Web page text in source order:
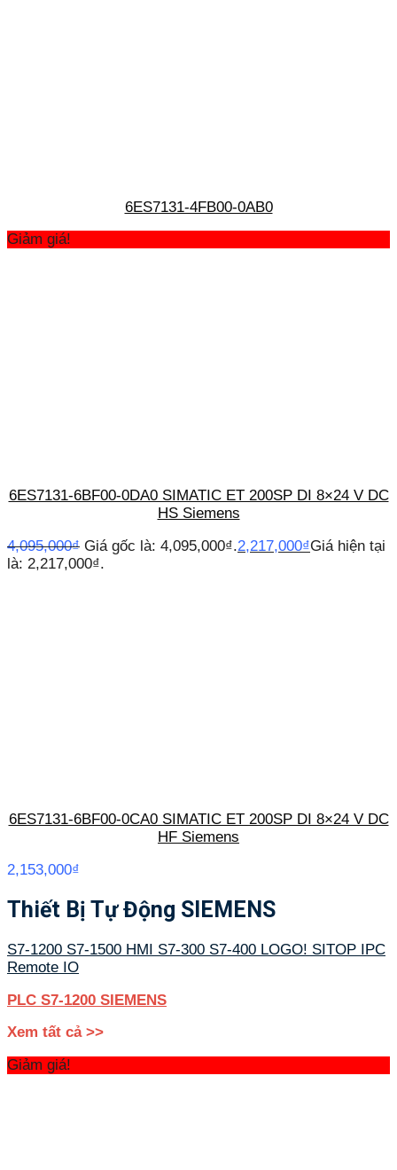
6ES7131-4FB00-0AB0
Giảm giá!
6ES7131-6BF00-0DA0 SIMATIC ET 200SP DI 8×24 V DC
HS Siemens
4,095,000₫ Giá gốc là: 4,095,000₫.2,217,000₫Giá hiện tại
là: 2,217,000₫.
6ES7131-6BF00-0CA0 SIMATIC ET 200SP DI 8×24 V DC
HF Siemens
2,153,000₫
Thiết Bị Tự Động SIEMENS
S7-1200 S7-1500 HMI S7-300 S7-400 LOGO! SITOP
IPC
Remote IO
PLC S7-1200 SIEMENS
Xem tất cả >>
Giảm giá!